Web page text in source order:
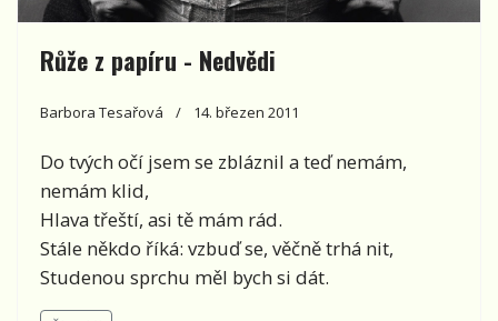
Růže z papíru - Nedvědi
Barbora Tesařová 14. březen 2011
Do tvých očí jsem se zbláznil a teď nemám,
nemám klid,
Hlava třeští, asi tě mám rád.
Stále někdo říká: vzbuď se, věčně trhá nit,
Studenou sprchu měl bych si dát.